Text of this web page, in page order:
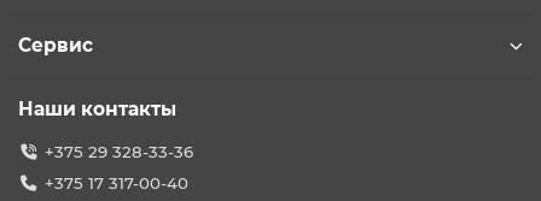
Сервис
Наши контакты
+375 29 328-33-36
+375 17 317-00-40